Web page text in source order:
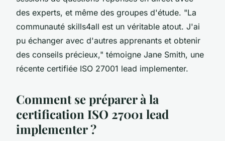
des experts, et même des groupes d'étude. "La
communauté skills4all est un véritable atout. J'ai
pu échanger avec d'autres apprenants et obtenir
des conseils précieux," témoigne Jane Smith, une
récente certifiée ISO 27001 lead implementer.
Comment se préparer à la
certification ISO 27001 lead
implementer ?